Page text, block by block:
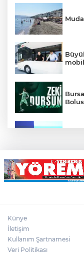
914
Künye
İletişim
Kullanım Şartnamesi
Veri Politikası